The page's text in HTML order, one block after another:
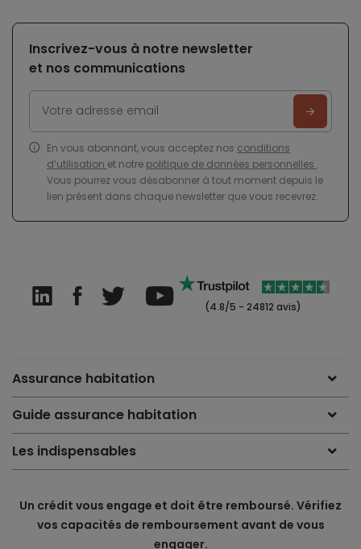
Inscrivez-vous à notre newsletter
et nos communications
En vous abonnant, vous acceptez nos conditions
d’utilisation et notre politique de données personnelles .
Vous pourrez vous désabonner à tout moment depuis le
lien présent dans chaque newsletter que vous recevrez.
(4.8/5 - 24812 avis)
Assurance habitation
Guide assurance habitation
Les indispensables
Un crédit vous engage et doit être remboursé. Vérifiez
vos capacités de remboursement avant de vous
engager.